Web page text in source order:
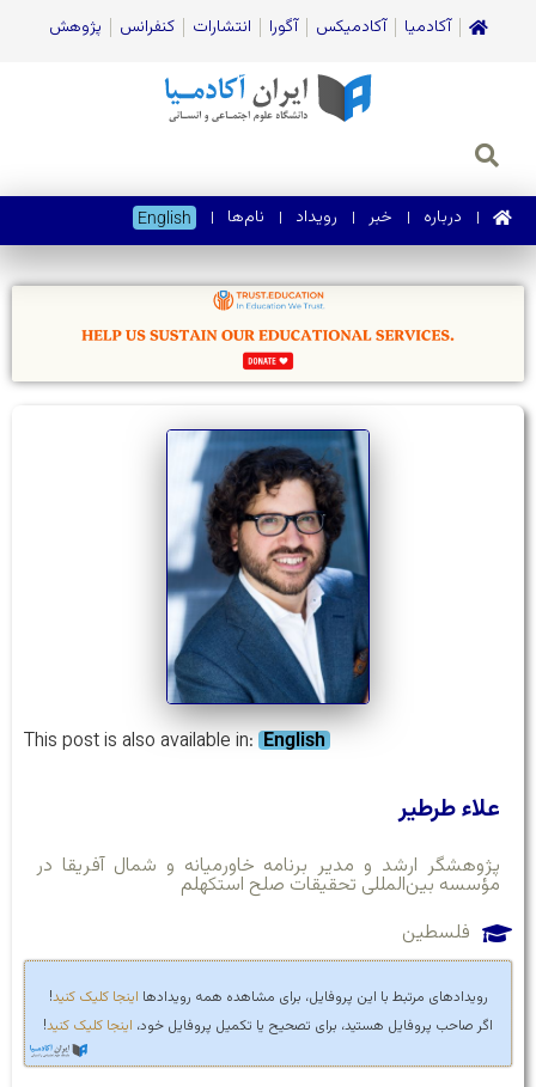
آکادمیا آکادمیکس آگورا انتشارات کنفرانس پژوهش
درباره خبر رویداد نام‌ها English
This post is also available in: English
علاء طرطیر
پژوهشگر ارشد و مدیر برنامه خاورمیانه و شمال آفریقا در
مؤسسه بین‌المللی تحقیقات صلح استکهلم
فلسطین
رویدادهای مرتبط با این پروفایل، برای مشاهده همه رویدادها اینجا کلیک کنید!
اگر صاحب پروفایل هستید، برای تصحیح یا تکمیل پروفایل خود، اینجا کلیک کنید!